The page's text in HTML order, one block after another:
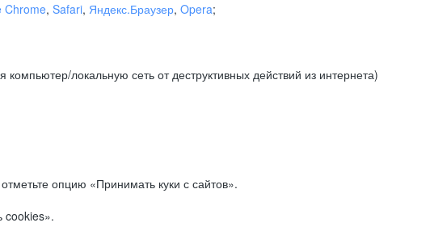
Chrome, Safari, Яндекс.Браузер, Opera;
локальную сеть от деструктивных действий из интернета)
опцию «Принимать куки с сайтов».
cookies».